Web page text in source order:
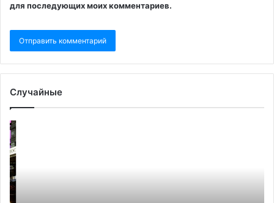
для последующих моих комментариев.
Случайные
Польша
пригрозила
отрезать
Белоруссию
от
Европы